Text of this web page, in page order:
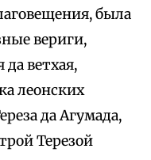
была
вериги,
да ветхая,
леонских
да Агумада,
Терезой